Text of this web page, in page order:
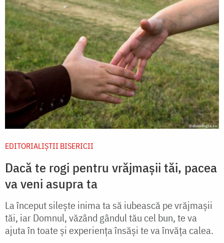
EDITORIALIȘTII BISERICII
Dacă te rogi pentru vrăjmașii tăi, pacea
va veni asupra ta
La început silește inima ta să iubească pe vrăjmașii
tăi, iar Domnul, văzând gândul tău cel bun, te va
ajuta în toate și experiența însăși te va învăța calea.